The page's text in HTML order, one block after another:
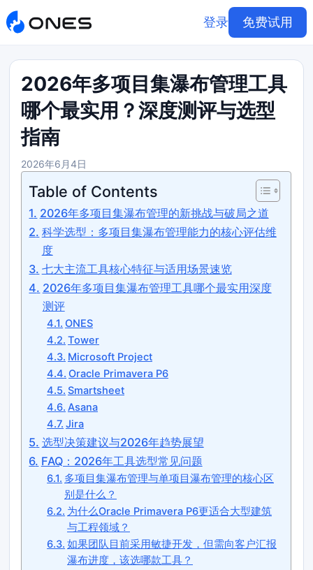
登录 免费试用
2026年多项目集瀑布管理工具
哪个最实用？深度测评与选型
指南
2026年6月4日
Table of Contents
2026年多项目集瀑布管理的新挑战与破局之道
科学选型：多项目集瀑布管理能力的核心评估维
度
七大主流工具核心特征与适用场景速览
2026年多项目集瀑布管理工具哪个最实用深度
测评
ONES
Tower
Microsoft Project
Oracle Primavera P6
Smartsheet
Asana
Jira
选型决策建议与2026年趋势展望
FAQ：2026年工具选型常见问题
多项目集瀑布管理与单项目瀑布管理的核心区
别是什么？
为什么Oracle Primavera P6更适合大型建筑
与工程领域？
如果团队目前采用敏捷开发，但需向客户汇报
瀑布进度，该选哪款工具？